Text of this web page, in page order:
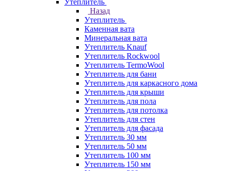
Утеплитель
Назад
Утеплитель
Каменная вата
Минеральная вата
Утеплитель Knauf
Утеплитель Rockwool
Утеплитель TermoWool
Утеплитель для бани
Утеплитель для каркасного дома
Утеплитель для крыши
Утеплитель для пола
Утеплитель для потолка
Утеплитель для стен
Утеплитель для фасада
Утеплитель 30 мм
Утеплитель 50 мм
Утеплитель 100 мм
Утеплитель 150 мм